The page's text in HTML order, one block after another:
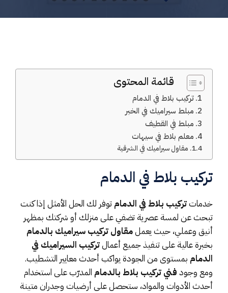
قائمة المحتوى
تركيب بلاط في الدمام
مبلط سيراميك في الخبر
مبلط في القطيف
معلم بلاط في سيهات
مقاول سيراميك في الشرقية
تركيب بلاط في الدمام
خدماتتركيب بلاط في الدمام توفر لك الحل الأمثل إذا كنت
تبحث عن لمسة عصرية تضفي على منزلك أو شركتك بمظهر
أنيق وعملي، حيث يعملمقاول تركيب سيراميك بالدمام
بخبرة عالية على تنفيذ جميع أعمالتركيب السيراميك في
الدمام بمستوى من الجودة يواكب أحدث معايير التشطيب.
ومع وجود فني تركيب بلاط بالدمام المدرّب على استخدام
أحدث الأدوات والمواد، ستحصل على أرضيات وجدران متينة